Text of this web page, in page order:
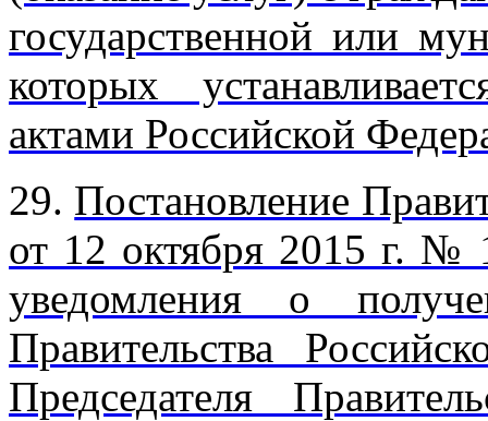
государственной или
которых
актами Российской
29. Постановление
от 12 октября 2015 г. №
уведомления о
Правительства
Председателя